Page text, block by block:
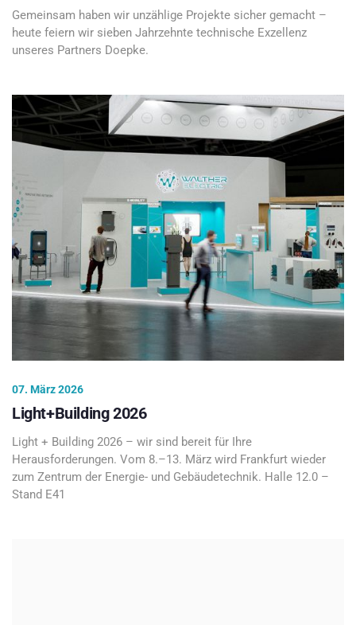
Gemeinsam haben wir unzählige Projekte sicher gemacht –
heute feiern wir sieben Jahrzehnte technische Exzellenz
unseres Partners Doepke.
07. März 2026
Light+Building 2026
Light + Building 2026 – wir sind bereit für Ihre
Herausforderungen. Vom 8.–13. März wird Frankfurt wieder
zum Zentrum der Energie- und Gebäudetechnik. Halle 12.0 –
Stand E41